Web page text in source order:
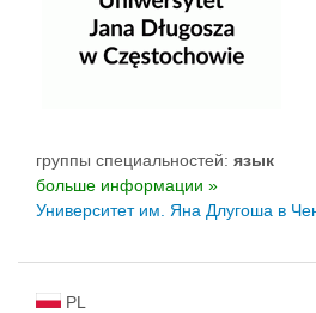
группы специальностей: язык
больше информации »
Университет им. Яна Длугоша в
PL